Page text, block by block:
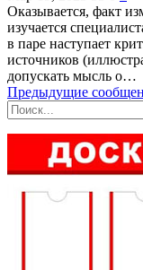
Оказывается, факт
изучается
в паре наступает
источников
допускать мысль о…
Предыдущие